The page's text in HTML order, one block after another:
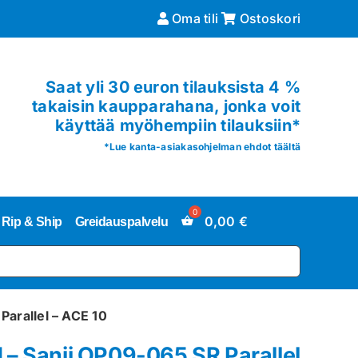
Oma tili Ostoskori
Saat yli 30 euron tilauksista 4 %
takaisin kaupparahana, jonka voit
käyttää myöhempiin tilauksiin*
*Lue kanta-asiakasohjelman ehdot täältä
Rip & Ship Greidauspalvelu 0,00 €
– ACE 10